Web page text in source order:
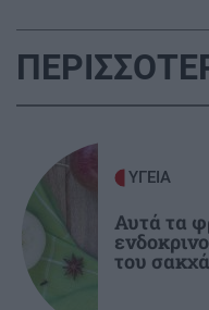
βελούδινα (χωρίς
GOSSIP -
της με τον Φώτη
ΠΟΛΙΤΙΣΜΟΣ
Ιστορική πρωτιά
προσβάσιμες σε
αναπηρίες
ΥΓΕΙΑ
Αυτά τα
του